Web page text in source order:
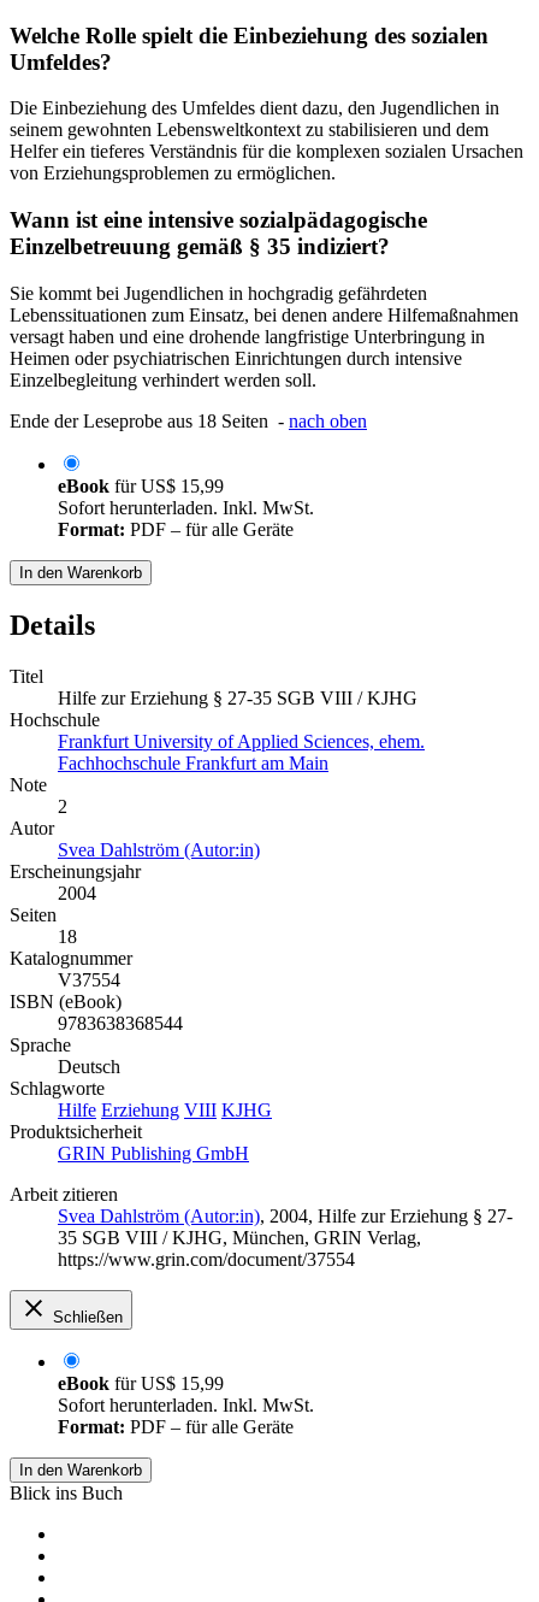
Welche Rolle spielt die Einbeziehung des sozialen
Umfeldes?
Die Einbeziehung des Umfeldes dient dazu, den Jugendlichen in
seinem gewohnten Lebensweltkontext zu stabilisieren und dem
Helfer ein tieferes Verständnis für die komplexen sozialen Ursachen
von Erziehungsproblemen zu ermöglichen.
Wann ist eine intensive sozialpädagogische
Einzelbetreuung gemäß § 35 indiziert?
Sie kommt bei Jugendlichen in hochgradig gefährdeten
Lebenssituationen zum Einsatz, bei denen andere Hilfemaßnahmen
versagt haben und eine drohende langfristige Unterbringung in
Heimen oder psychiatrischen Einrichtungen durch intensive
Einzelbegleitung verhindert werden soll.
Ende der Leseprobe aus 18 Seiten - nach oben
eBook fürUS$ 15,99
Sofort herunterladen. Inkl. MwSt.
Format: PDF – für alle Geräte
In den Warenkorb
Details
Titel
Hilfe zur Erziehung § 27-35 SGB VIII / KJHG
Hochschule
Frankfurt University of Applied Sciences, ehem.
Fachhochschule Frankfurt am Main
Note
2
Autor
Svea Dahlström (Autor:in)
Erscheinungsjahr
2004
Seiten
18
Katalognummer
V37554
ISBN (eBook)
9783638368544
Sprache
Deutsch
Schlagworte
Hilfe Erziehung VIII KJHG
Produktsicherheit
GRIN Publishing GmbH
Arbeit zitieren
Svea Dahlström (Autor:in), 2004, Hilfe zur Erziehung § 27-
35 SGB VIII / KJHG, München, GRIN Verlag,
https://www.grin.com/document/37554
Schließen
eBook fürUS$ 15,99
Sofort herunterladen. Inkl. MwSt.
Format: PDF – für alle Geräte
In den Warenkorb
Blick ins Buch